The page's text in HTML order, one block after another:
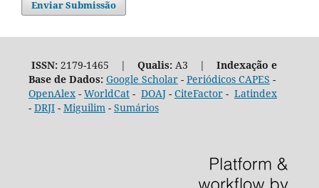
Enviar Submissão
ISSN:2179-1465 | Qualis:A3 | Indexação e
Base de Dados: Google Scholar- Periódicos CAPES -
OpenAlex- WorldCat- DOAJ- CiteFactor- Latindex
- DRJI- Miguilim- Sumários